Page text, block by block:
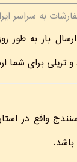
به سراسر
بار به طور
تریلی برای شما
واقع در